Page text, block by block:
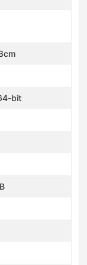
Gia Lai
Phòng
Khánh Hòa
bit